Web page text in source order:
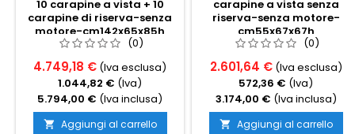
10 carapine a vista + 10
carapine di riserva-senza
motore-cm142x65x85h
(0)
4.749,18 € (Iva esclusa)
1.044,82 € (Iva)
5.794,00 € (Iva inclusa)
 Aggiungi al carrello
carapine a vista senza
riserva-senza motore-
cm55x67x67h
(0)
2.601,64 € (Iva esclusa)
572,36 € (Iva)
3.174,00 € (Iva inclusa)
 Aggiungi al carrello